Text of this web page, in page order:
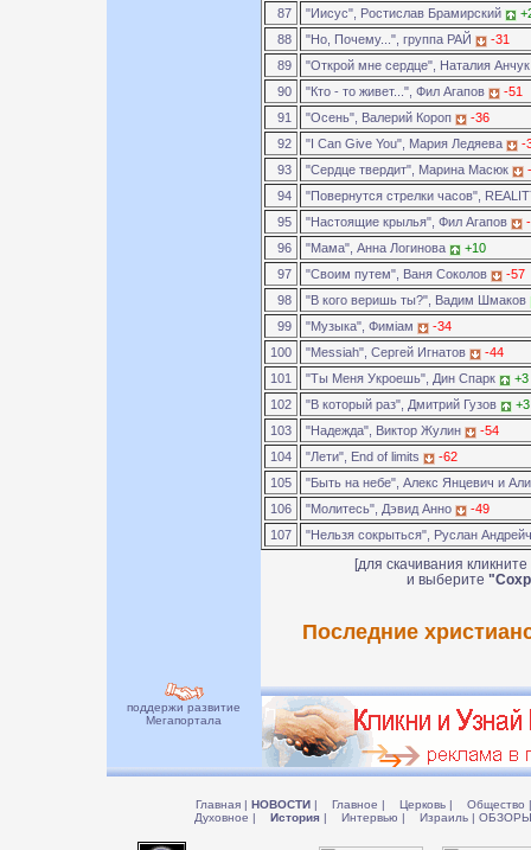
87
"Иисус", Ростислав Брамирский
88
"Но, Почему...", группа РАЙ
-31
89
"Открой мне сердце", Наталия
90
"Кто - то живет...", Фил Агапов
-51
91
"Осень", Валерий Короп
-36
92
"I Can Give You", Мария Ледяева
-
93
"Сердце твердит", Марина Масюк
94
"Повернутся стрелки часов",
95
"Настоящие крылья", Фил Агапов
96
"Мама", Анна Логинова
+10
97
"Своим путем", Ваня Соколов
-57
98
"В кого веришь ты?", Вадим Шмаков
99
"Музыка", Фимiам
-34
100
"Messiah", Сергей Игнатов
-44
101
"Ты Меня Укроешь", Дин Спарк
+3
102
"В который раз", Дмитрий Гузов
+3
103
"Надежда", Виктор Жулин
-54
104
"Лети", End of limits
-62
105
"Быть на небе", Алекс Янцевич и
106
"Молитесь", Дэвид Анно
-49
107
"Нельзя сокрыться", Руслан
[для скачивания
и выберите
Последние
поддержи развитие
Мегапортала
Главная | НОВОСТИ | Главное | Церковь | Общество |
Духовное | История | Интервью | Израиль |